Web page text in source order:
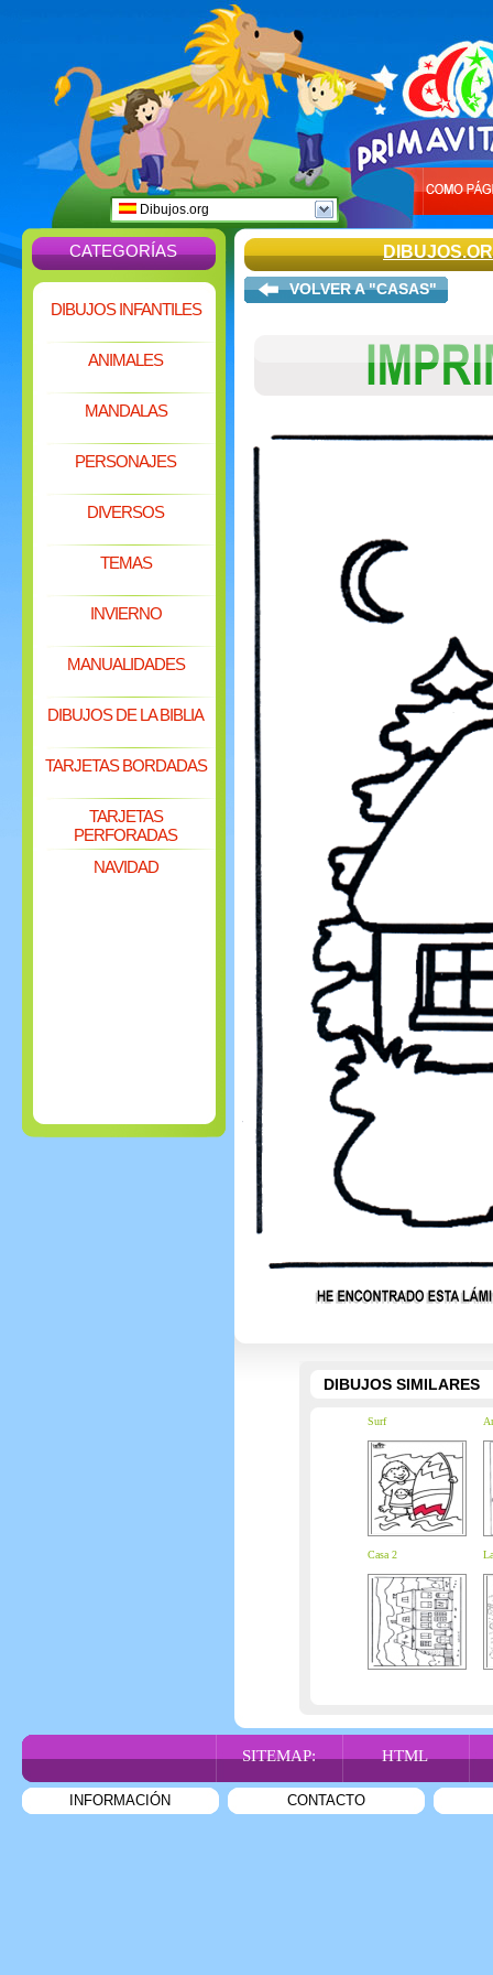
Dibujos.org
CATEGORÍAS
DIBUJOS INFANTILES
ANIMALES
MANDALAS
PERSONAJES
DIVERSOS
TEMAS
INVIERNO
MANUALIDADES
DIBUJOS DE LA BIBLIA
TARJETAS BORDADAS
TARJETAS
PERFORADAS
NAVIDAD
VOLVER A "CASAS"
DIBUJOS SIMILARES
Surf
Casa 2
SITEMAP: HTML
INFORMACIÓN CONTACTO